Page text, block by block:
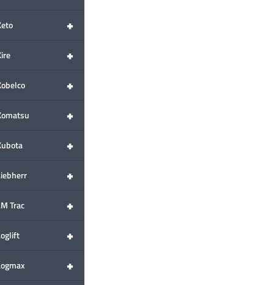
+
+
+
+
+
+
+
Trac
+
+